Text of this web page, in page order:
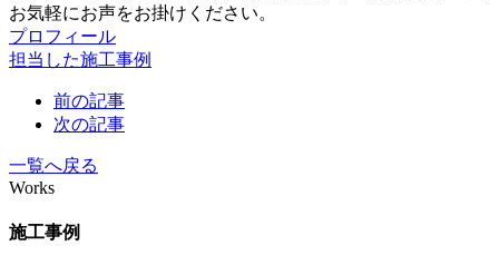
お気軽にお声をお掛けください。
プロフィール
担当した施工事例
前の記事
次の記事
一覧へ戻る
Works
施工事例